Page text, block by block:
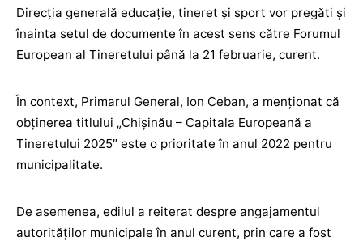
Direcția generală educație, tineret și sport vor pregăti și
înainta setul de documente în acest sens către Forumul
European al Tineretului până la 21 februarie, curent.
În context, Primarul General, Ion Ceban, a menționat că
obținerea titlului „Chișinău – Capitala Europeană a
Tineretului 2025″ este o prioritate în anul 2022 pentru
municipalitate.
De asemenea, edilul a reiterat despre angajamentul
autorităților municipale în anul curent, prin care a fost